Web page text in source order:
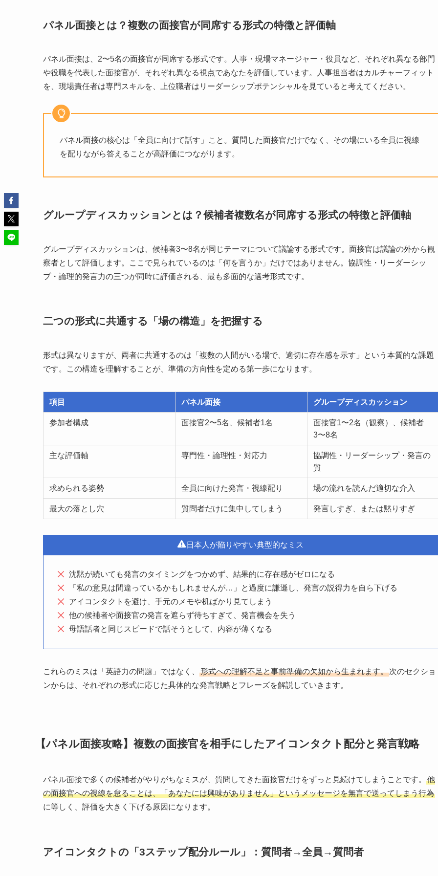
パネル面接とは？複数の面接官が同席する形式の特徴と評価軸
パネル面接は、2〜5名の面接官が同席する形式です。人事・現場マネージャー・役員など、それぞれ異なる部門
や役職を代表した面接官が、それぞれ異なる視点であなたを評価しています。人事担当者はカルチャーフィット
を、現場責任者は専門スキルを、上位職者はリーダーシップポテンシャルを見ていると考えてください。
パネル面接の核心は「全員に向けて話す」こと。質問した面接官だけでなく、その場にいる全員に視線
を配りながら答えることが高評価につながります。
グループディスカッションとは？候補者複数名が同席する形式の特徴と評価軸
グループディスカッションは、候補者3〜8名が同じテーマについて議論する形式です。面接官は議論の外から観
察者として評価します。ここで見られているのは「何を言うか」だけではありません。協調性・リーダーシッ
プ・論理的発言力の三つが同時に評価される、最も多面的な選考形式です。
二つの形式に共通する「場の構造」を把握する
形式は異なりますが、両者に共通するのは「複数の人間がいる場で、適切に存在感を示す」という本質的な課題
です。この構造を理解することが、準備の方向性を定める第一歩になります。
項目 パネル面接 グループディスカッション
参加者構成 面接官2〜5名、候補者1名
面接官1〜2名（観察）、候補者
3〜8名
主な評価軸 専門性・論理性・対応力
協調性・リーダーシップ・発言の
質
求められる姿勢 全員に向けた発言・視線配り 場の流れを読んだ適切な介入
最大の落とし穴 質問者だけに集中してしまう 発言しすぎ、または黙りすぎ
日本人が陥りやすい典型的なミス
沈黙が続いても発言のタイミングをつかめず、結果的に存在感がゼロになる
「私の意見は間違っているかもしれませんが…」と過度に謙遜し、発言の説得力を自ら下げる
アイコンタクトを避け、手元のメモや机ばかり見てしまう
他の候補者や面接官の発言を遮らず待ちすぎて、発言機会を失う
母語話者と同じスピードで話そうとして、内容が薄くなる
これらのミスは「英語力の問題」ではなく、 形式への理解不足と事前準備の欠如から生まれます。次のセクショ
ンからは、それぞれの形式に応じた具体的な発言戦略とフレーズを解説していきます。
【パネル面接攻略】複数の面接官を相手にしたアイコンタクト配分と発言戦略
パネル面接で多くの候補者がやりがちなミスが、質問してきた面接官だけをずっと見続けてしまうことです。
他
の面接官への視線を怠ることは、「あなたには興味がありません」というメッセージを無言で送ってしまう行為
に等しく、評価を大きく下げる原因になります。
アイコンタクトの「3ステップ配分ルール」：質問者→全員→質問者